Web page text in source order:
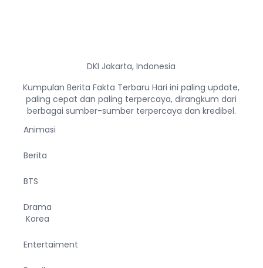
DKI Jakarta, Indonesia
Kumpulan Berita Fakta Terbaru Hari ini paling update,
paling cepat dan paling terpercaya, dirangkum dari
berbagai sumber-sumber terpercaya dan kredibel.
Animasi
Berita
BTS
Drama
Korea
Entertaiment